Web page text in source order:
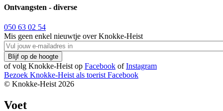
Ontvangsten - diverse
050 63 02 54
Mis geen enkel nieuwtje over Knokke-Heist
of volg Knokke-Heist op Facebook ofInstagram
Bezoek Knokke-Heist als toerist Facebook
© Knokke-Heist 2026
Voet